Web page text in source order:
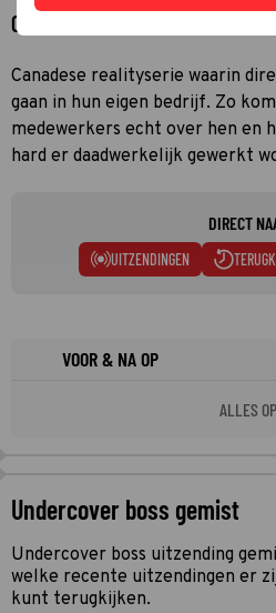
Over Undercover boss
Canadese realityserie waarin
gaan in hun eigen bedrijf. Zo
medewerkers echt over hen en
hard er daadwerkelijk gewerkt
DIRECT
UITZENDINGEN
VOOR & NA OP
ALLES OP
Undercover boss gemist
Undercover boss uitzending
welke recente uitzendingen er
kunt terugkijken.